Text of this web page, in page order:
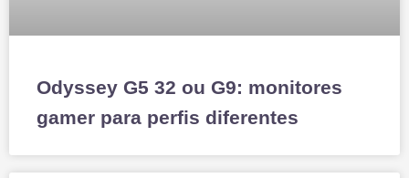
Odyssey G5 32 ou G9: monitores
gamer para perfis diferentes